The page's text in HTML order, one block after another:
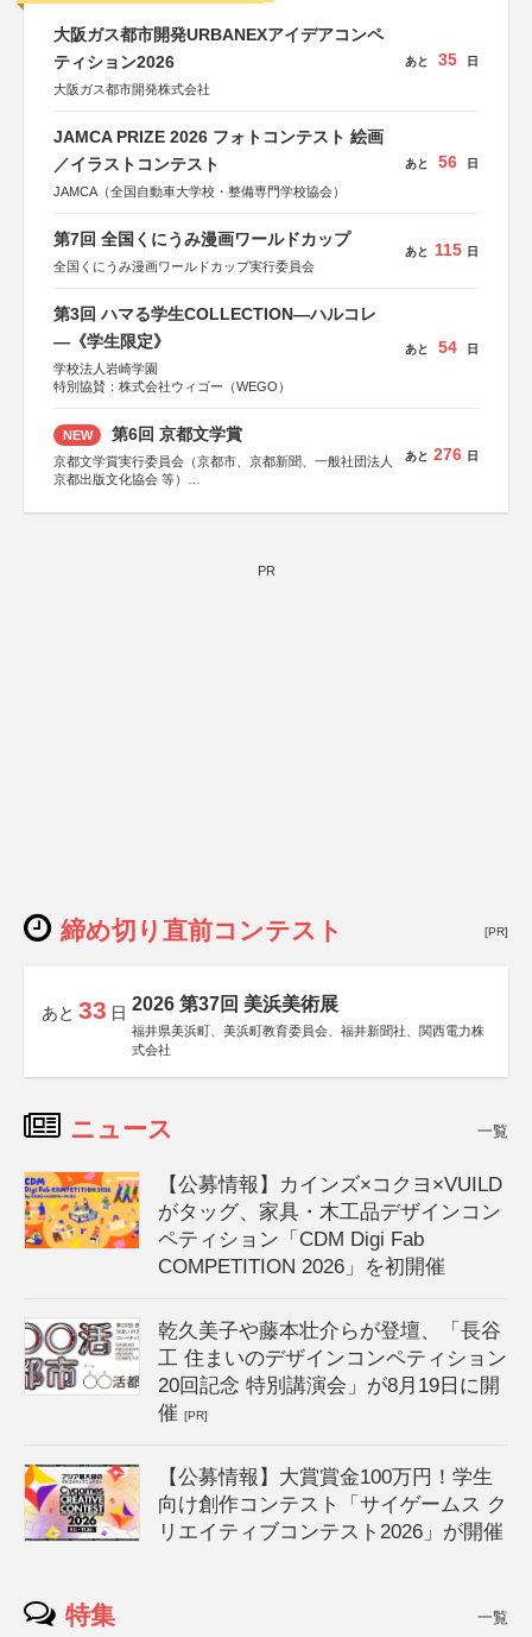
大阪ガス都市開発URBANEXアイデアコンペ
ティション2026
大阪ガス都市開発株式会社
あと 35 日
JAMCA PRIZE 2026 フォトコンテスト 絵画
／イラストコンテスト
JAMCA（全国自動車大学校・整備専門学校協会）
あと 56 日
第7回 全国くにうみ漫画ワールドカップ
全国くにうみ漫画ワールドカップ実行委員会
あと 115 日
第3回 ハマる学生COLLECTION―ハルコレ
―《学生限定》
学校法人岩崎学園
特別協賛：株式会社ウィゴー（WEGO）
あと 54 日
NEW 第6回 京都文学賞
京都文学賞実行委員会（京都市、京都新聞、一般社団法人
京都出版文化協会 等）
KADOKAWA、河出書房新社、幻冬舎、講談社、光文社、
あと 276 日
PR
締め切り直前コンテスト [PR]
あと 33 日 2026 第37回 美浜美術展
福井県美浜町、美浜町教育委員会、福井新聞社、関西電力株
式会社
ニュース 一覧
【公募情報】カインズ×コクヨ×VUILD
がタッグ、家具・木工品デザインコン
ペティション「CDM Digi Fab
COMPETITION 2026」を初開催
乾久美子や藤本壮介らが登壇、「長谷
工 住まいのデザインコンペティション
20回記念 特別講演会」が8月19日に開
催[PR]
【公募情報】大賞賞金100万円！学生
向け創作コンテスト「サイゲームス ク
リエイティブコンテスト2026」が開催
特集 一覧